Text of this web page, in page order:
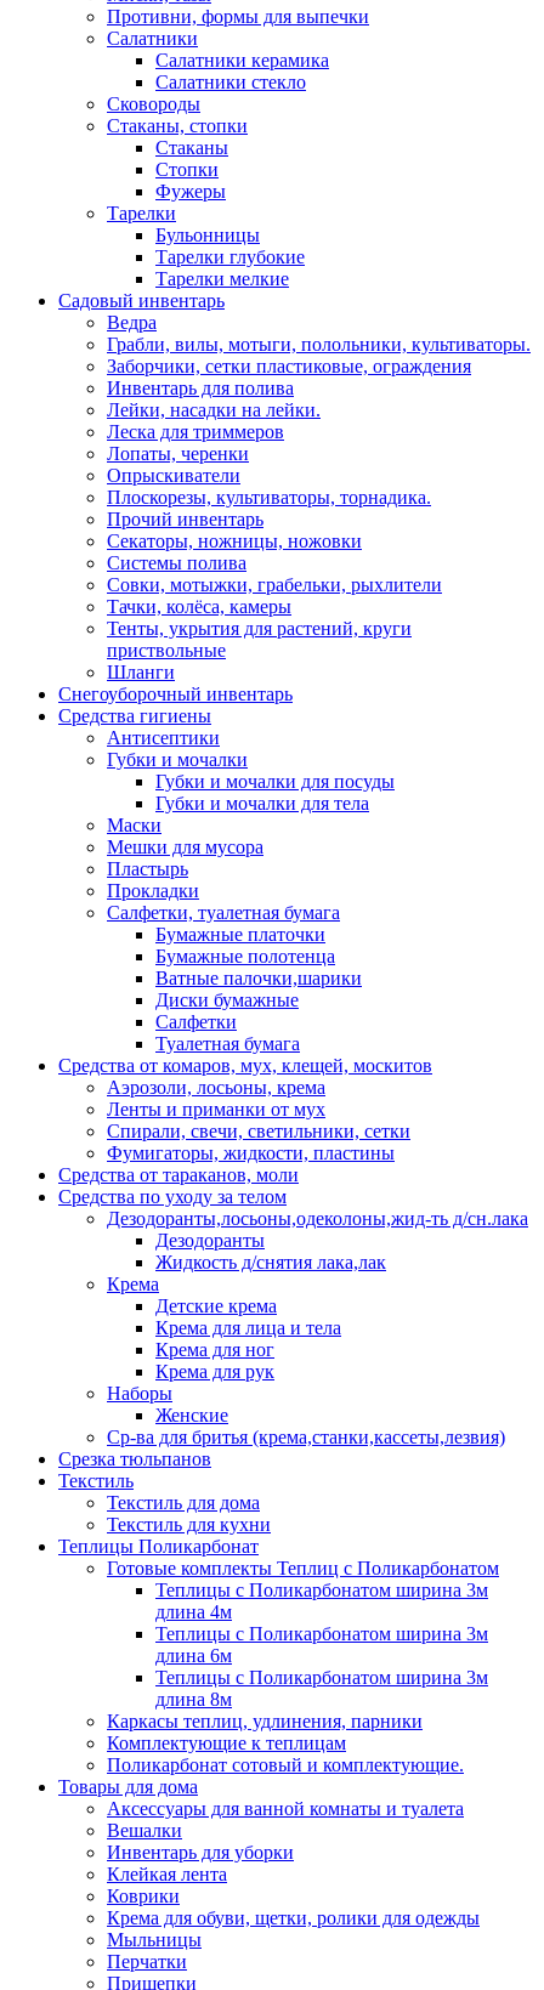
Противни, формы для выпечки
Салатники
Салатники керамика
Салатники стекло
Сковороды
Стаканы, стопки
Стаканы
Стопки
Фужеры
Тарелки
Бульонницы
Тарелки глубокие
Тарелки мелкие
Садовый инвентарь
Ведра
Грабли, вилы, мотыги, полольники, культиваторы.
Заборчики, сетки пластиковые, ограждения
Инвентарь для полива
Лейки, насадки на лейки.
Леска для триммеров
Лопаты, черенки
Опрыскиватели
Плоскорезы, культиваторы, торнадика.
Прочий инвентарь
Секаторы, ножницы, ножовки
Системы полива
Совки, мотыжки, грабельки, рыхлители
Тачки, колёса, камеры
Тенты, укрытия для растений, круги
приствольные
Шланги
Снегоуборочный инвентарь
Средства гигиены
Антисептики
Губки и мочалки
Губки и мочалки для посуды
Губки и мочалки для тела
Маски
Мешки для мусора
Пластырь
Прокладки
Салфетки, туалетная бумага
Бумажные платочки
Бумажные полотенца
Ватные палочки,шарики
Диски бумажные
Салфетки
Туалетная бумага
Средства от комаров, мух, клещей, москитов
Аэрозоли, лосьоны, крема
Ленты и приманки от мух
Спирали, свечи, светильники, сетки
Фумигаторы, жидкости, пластины
Средства от тараканов, моли
Средства по уходу за телом
Дезодоранты,лосьоны,одеколоны,жид-ть д/сн.лака
Дезодоранты
Жидкость д/снятия лака,лак
Крема
Детские крема
Крема для лица и тела
Крема для ног
Крема для рук
Наборы
Женские
Ср-ва для бритья (крема,станки,кассеты,лезвия)
Срезка тюльпанов
Текстиль
Текстиль для дома
Текстиль для кухни
Теплицы Поликарбонат
Готовые комплекты Теплиц с Поликарбонатом
Теплицы с Поликарбонатом ширина 3м
длина 4м
Теплицы с Поликарбонатом ширина 3м
длина 6м
Теплицы с Поликарбонатом ширина 3м
длина 8м
Каркасы теплиц, удлинения, парники
Комплектующие к теплицам
Поликарбонат сотовый и комплектующие.
Товары для дома
Аксессуары для ванной комнаты и туалета
Вешалки
Инвентарь для уборки
Клейкая лента
Коврики
Крема для обуви, щетки, ролики для одежды
Мыльницы
Перчатки
Прищепки